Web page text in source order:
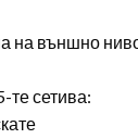
на външно
те сетива: